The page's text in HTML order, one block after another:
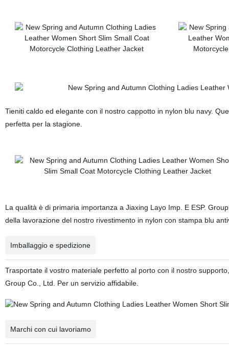
Tieniti caldo ed elegante con il nostro cappotto in nylon blu navy.
perfetta per la stagione.
La qualità è di primaria importanza a Jiaxing Layo Imp. E ESP.
della lavorazione del nostro rivestimento in nylon con stampa blu
Imballaggio e spedizione
Trasportate il vostro materiale perfetto al porto con il nostro
Group Co., Ltd. Per un servizio affidabile.
Marchi con cui lavoriamo